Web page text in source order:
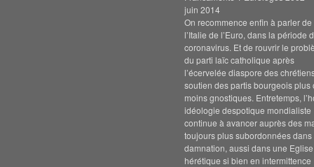
juin 2014
On recommence enfin à parler de
l’Italie de l’Euro, dans la période
coronavirus. Et de rouvrir le
du parti laïc catholique après
l’écervelée diaspore des
soutien des partis bourgeois plus
moins gnostiques. Entretemps,
idéologie despotique mondialiste
continue à avancer auprès des
toujours plus subordonnées dans
damnation, aussi dans une Eglise
hérétique si bien en intermittence